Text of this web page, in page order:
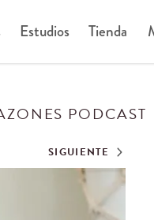
Estudios Tienda
PODCAST
SIGUIENTE